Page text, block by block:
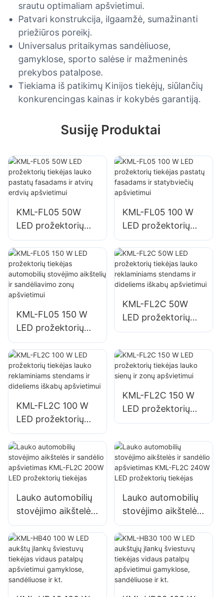
srautu optimaliam apšvietimui.
Patvari konstrukcija, ilgaamžė, sumažinanti
priežiūros poreikį.
Universalus pritaikymas sandėliuose,
gamyklose, sporto salėse ir mažmeninės
prekybos patalpose.
Tiekiama iš patikimų Kinijos tiekėjų, siūlančių
konkurencingas kainas ir kokybės garantiją.
Susiję Produktai
KML-FL05 50W
LED prožektorių
tiekėjas lauko
pastatų fasadams ir
atvirų erdvių
apšvietimui
KML-FL05 100 W
LED prožektorių
tiekėjas pastatų
fasadams ir
statybviečių
apšvietimui
KML-FL05 150 W
LED prožektorių
tiekėjas automobilių
stovėjimo aikštelių
ir sandėliavimo
zonų apšvietimui
KML-FL2C 50W
LED prožektorių
tiekėjas lauko
stendams ir
dideliems iškabų
KML-FL2C 100 W
LED prožektorių
tiekėjas lauko
reklaminiams
stendams ir
dideliems iškabų
KML-FL2C 150 W
LED prožektorių
tiekėjas lauko sienų
Lauko automobilių
stovėjimo aikštelės
ir sandėlio
apšvietimas KML-
FL2C 200W LED
prožektorių tiekėjas
Lauko automobilių
stovėjimo aikštelės
ir sandėlio
apšvietimas KML-
FL2C 240W LED
prožektorių tiekėjas